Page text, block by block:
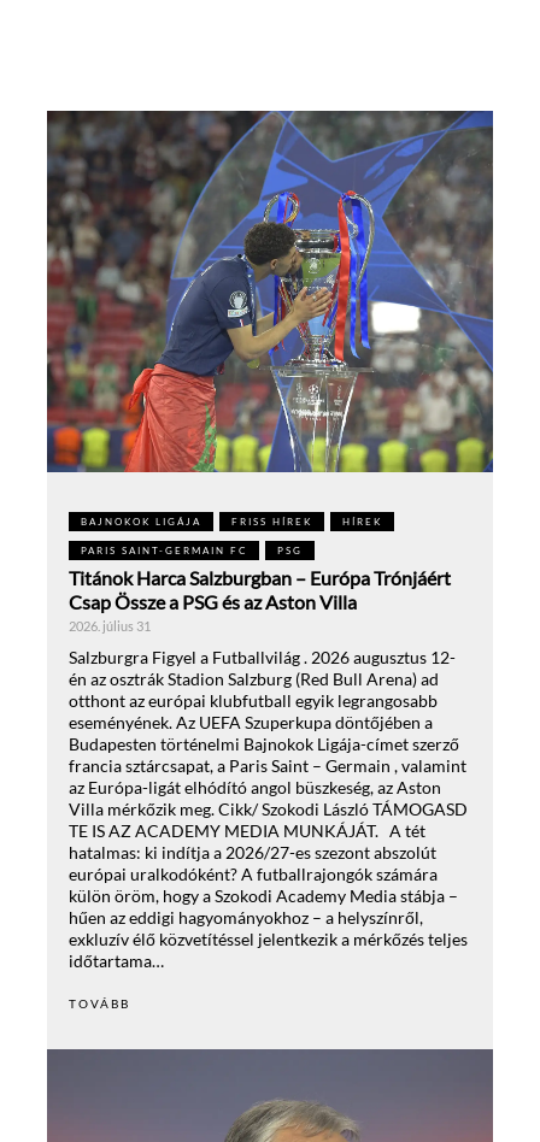
BAJNOKOK LIGÁJA FRISS HÍREK HÍREK
PARIS SAINT-GERMAIN FC PSG
Titánok Harca Salzburgban – Európa Trónjáért
Csap Össze a PSG és az Aston Villa
2026. július 31
Salzburgra Figyel a Futballvilág . 2026 augusztus 12-
én az osztrák Stadion Salzburg (Red Bull Arena) ad
otthont az európai klubfutball egyik legrangosabb
eseményének. Az UEFA Szuperkupa döntőjében a
Budapesten történelmi Bajnokok Ligája-címet szerző
francia sztárcsapat, a Paris Saint – Germain , valamint
az Európa-ligát elhódító angol büszkeség, az Aston
Villa mérkőzik meg. Cikk/ Szokodi László TÁMOGASD
TE IS AZ ACADEMY MEDIA MUNKÁJÁT. A tét
hatalmas: ki indítja a 2026/27-es szezont abszolút
európai uralkodóként? A futballrajongók számára
külön öröm, hogy a Szokodi Academy Media stábja –
hűen az eddigi hagyományokhoz – a helyszínről,
exkluzív élő közvetítéssel jelentkezik a mérkőzés teljes
időtartama…
TOVÁBB